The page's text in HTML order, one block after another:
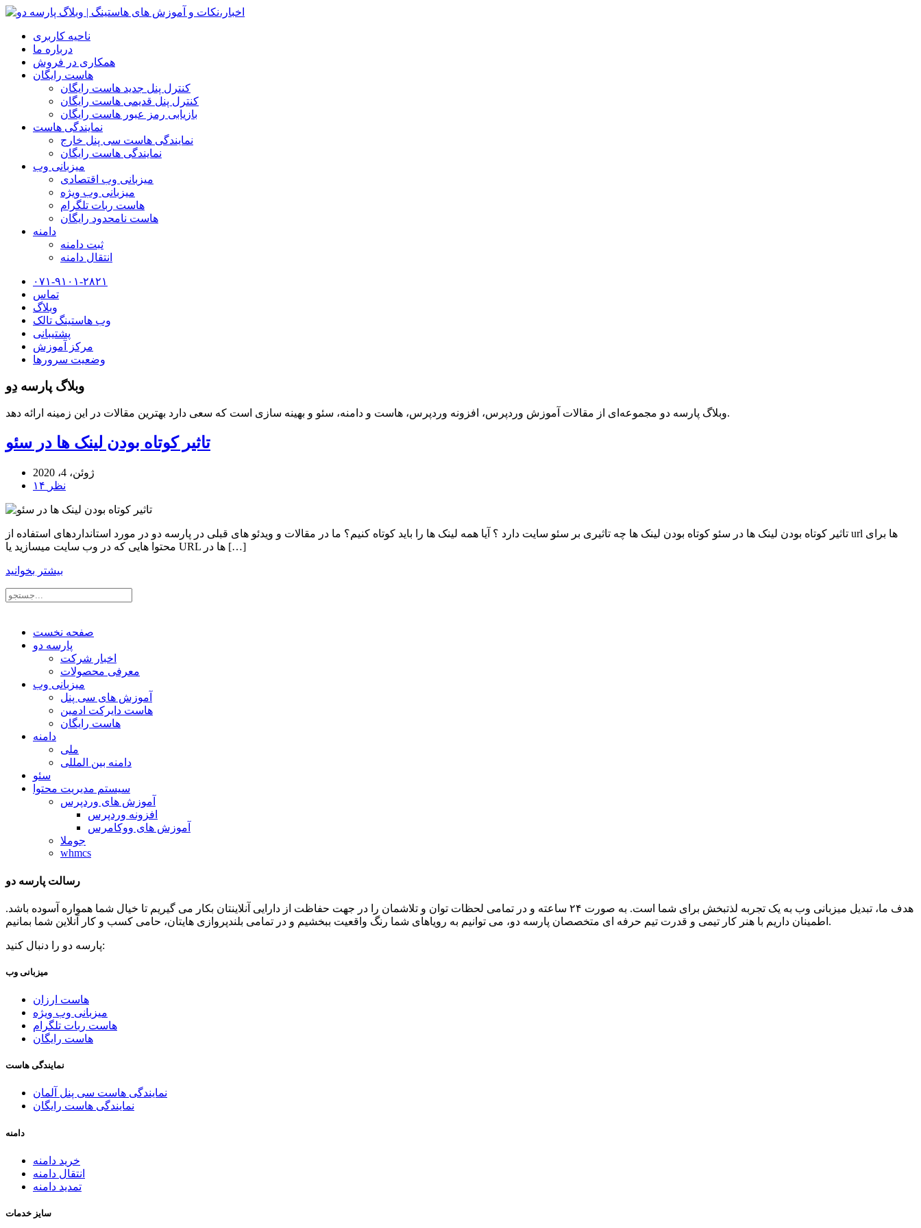
ناحیه کاربری
درباره ما
همکاری در فروش
هاست رایگان
کنترل پنل جدید هاست رایگان
کنترل پنل قدیمی هاست رایگان
بازیابی رمز عبور هاست رایگان
نمایندگی هاست
نمایندگی هاست سی پنل خارج
نمایندگی هاست رایگان
میزبانی وب
میزبانی وب اقتصادی
میزبانی وب ویژه
هاست ربات تلگرام
هاست نامحدود رایگان
دامنه
ثبت دامنه
انتقال دامنه
۰۷۱-۹۱۰۱-۲۸۲۱
تماس
وبلاگ
وب هاستینگ تالک
پشتیبانی
مرکز آموزش
وضعیت سرورها
وبلاگ پارسه دِو
وبلاگ پارسه دو مجموعه‌ای از مقالات آموزش وردپرس، افزونه وردپرس، هاست و دامنه، سئو و بهینه سازی است که سعی دارد بهترین مقالات در این زمینه ارائه دهد.
تاثیر کوتاه بودن لینک ها در سئو
ژوئن، 4، 2020
۱۴ نظر
تاثیر کوتاه بودن لینک ها در سئو کوتاه بودن لینک ها چه تاثیری بر سئو سایت دارد ؟ آیا همه لینک ها را باید کوتاه کنیم؟ ما در مقالات و ویدئو های قبلی در پارسه دو در مورد استانداردهای استفاده از url ها برای
محتوا هایی که در وب سایت میسازید یا URL ها در […]
بیشتر بخوانید
صفحه نخست
پارسه دو
اخبار شرکت
معرفی محصولات
میزبانی وب
آموزش های سی پنل
هاست دایرکت ادمین
هاست رایگان
دامنه
ملی
دامنه بین المللی
سئو
سیستم مدیریت محتوا
آموزش های وردپرس
افزونه وردپرس
آموزش های ووکامرس
جوملا
whmcs
رسالت پارسه دو
هدف ما، تبدیل میزبانی وب به یک تجربه لذتبخش برای شما است. به صورت ۲۴ ساعته و در تمامی لحظات توان و تلاشمان را در جهت حفاظت از دارایی آنلاینتان بکار می گیریم تا خیال شما همواره آسوده باشد.
اطمینان داریم با هنر کار تیمی و قدرت تیم حرفه ای متخصصان پارسه دو، می توانیم به رویاهای شما رنگ واقعیت ببخشیم و در تمامی بلندپروازی هایتان، حامی کسب و کار آنلاین شما بمانیم.
پارسه دو را دنبال کنید:
میزبانی وب
هاست ارزان
میزبانی وب ویژه
هاست ربات تلگرام
هاست رایگان
نمایندگی هاست
نمایندگی هاست سی پنل آلمان
نمایندگی هاست رایگان
دامنه
خرید دامنه
انتقال دامنه
تمدید دامنه
سایز خدمات